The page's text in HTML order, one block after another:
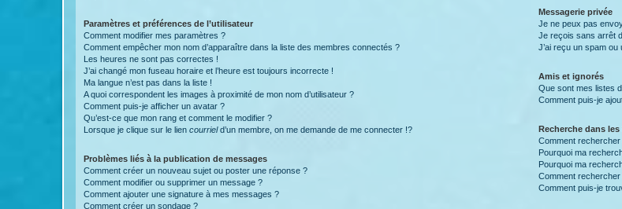
Paramètres et préférences de l’utilisateur
Comment modifier mes paramètres ?
Comment empêcher mon nom d’apparaître dans la liste des membres connectés ?
Les heures ne sont pas correctes !
J’ai changé mon fuseau horaire et l’heure est toujours incorrecte !
Ma langue n’est pas dans la liste !
A quoi correspondent les images à proximité de mon nom d’utilisateur ?
Comment puis-je afficher un avatar ?
Qu’est-ce que mon rang et comment le modifier ?
Lorsque je clique sur le lien courrield’un membre, on me demande de me connecter !?
Problèmes liés à la publication de messages
Comment créer un nouveau sujet ou poster une réponse ?
Comment modifier ou supprimer un message ?
Comment ajouter une signature à mes messages ?
Comment créer un sondage ?
Messagerie privée
Je ne peux pas
Je reçois sans arrêt
J’ai reçu un spam ou
Amis et ignorés
Que sont mes listes
Comment puis-je
Recherche dans
Comment
Pourquoi ma
Pourquoi ma
Comment
Comment puis-je